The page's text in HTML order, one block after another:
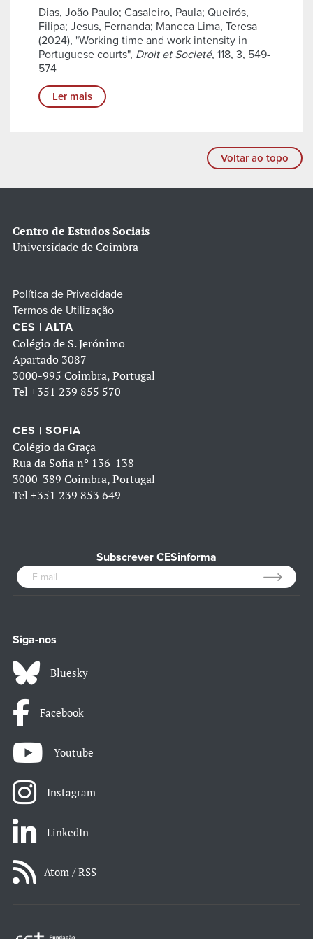
Dias, João Paulo; Casaleiro, Paula; Queirós,
Filipa; Jesus, Fernanda; Maneca Lima, Teresa
(2024), "Working time and work intensity in
Portuguese courts", Droit et Societé, 118, 3, 549-
574
Ler mais
Voltar ao topo
Centro de Estudos Sociais
Universidade de Coimbra
Política de Privacidade
Termos de Utilização
CES | ALTA
Colégio de S. Jerónimo
Apartado 3087
3000-995 Coimbra, Portugal
Tel +351 239 855 570
CES | SOFIA
Colégio da Graça
Rua da Sofia nº 136-138
3000-389 Coimbra, Portugal
Tel +351 239 853 649
Subscrever CESinforma
Siga-nos
Bluesky
Facebook
Youtube
Instagram
LinkedIn
Atom / RSS